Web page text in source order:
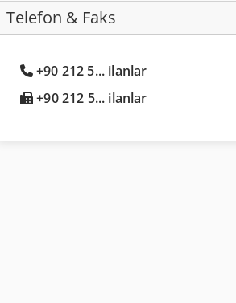
Telefon & Faks
+90 212 5... ilanlar
+90 212 5... ilanlar